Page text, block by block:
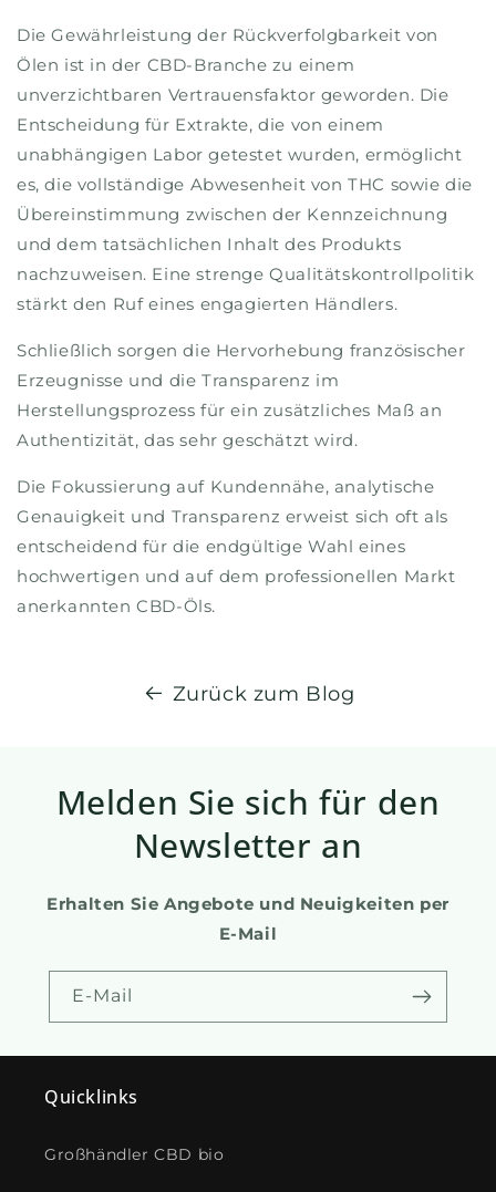
Die Gewährleistung der Rückverfolgbarkeit von
Ölen ist in der CBD-Branche zu einem
unverzichtbaren Vertrauensfaktor geworden. Die
Entscheidung für Extrakte, die von einem
unabhängigen Labor getestet wurden, ermöglicht
es, die vollständige Abwesenheit von THC sowie die
Übereinstimmung zwischen der Kennzeichnung
und dem tatsächlichen Inhalt des Produkts
nachzuweisen. Eine strenge Qualitätskontrollpolitik
stärkt den Ruf eines engagierten Händlers.
Schließlich sorgen die Hervorhebung französischer
Erzeugnisse und die Transparenz im
Herstellungsprozess für ein zusätzliches Maß an
Authentizität, das sehr geschätzt wird.
Die Fokussierung auf Kundennähe, analytische
Genauigkeit und Transparenz erweist sich oft als
entscheidend für die endgültige Wahl eines
hochwertigen und auf dem professionellen Markt
anerkannten CBD-Öls.
Zurück zum Blog
Melden Sie sich für den
Newsletter an
Erhalten Sie Angebote und Neuigkeiten per
E-Mail
E-Mail
Quicklinks
Großhändler CBD bio